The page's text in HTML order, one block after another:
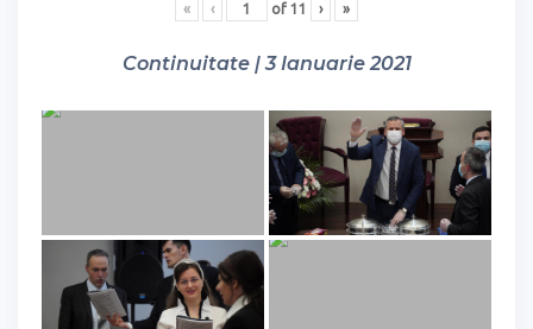
« ‹ of 11 › »
Continuitate | 3 Ianuarie 2021